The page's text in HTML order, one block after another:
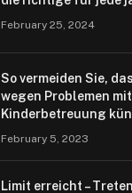
February 25, 2024
So vermeiden Sie,
wegen Problemen
Kinderbetreuung
February 5, 2023
Limit erreicht –